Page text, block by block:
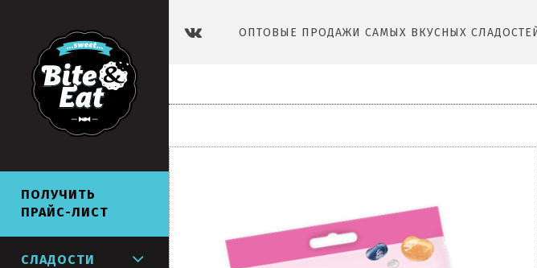
ОПТОВЫЕ ПРОДАЖИ САМЫХ ВКУСНЫХ
ПОЛУЧИТЬ
ПРАЙС-ЛИСТ
СЛАДОСТИ